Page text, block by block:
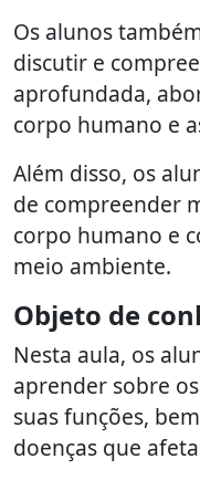
Os alunos
discutir e
aprofundada,
corpo humano e
Além disso, os
de compreender
corpo humano e
meio ambiente.
Objeto de
Nesta aula, os
aprender sobre
suas funções,
doenças que